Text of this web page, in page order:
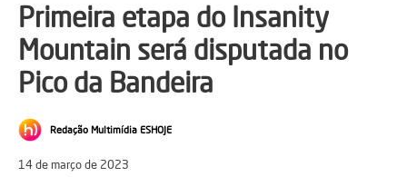
Primeira etapa do Insanity
Mountain será disputada no
Pico da Bandeira
Redação Multimídia ESHOJE
14 de março de 2023